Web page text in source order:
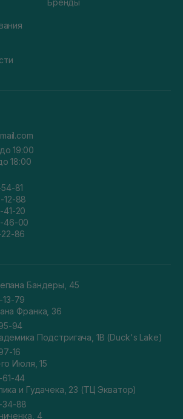
Бренды
19:00
18:00
81
12-88
20
46-00
86
Бандеры, 45
79
Франка, 36
94
Подстригача, 1В (Duck's Lake)
16
Июля, 15
44
и Гудачека, 23 (ТЦ Экватор)
34-88
4